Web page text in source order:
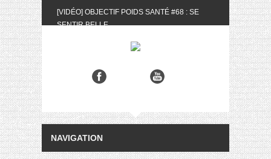
[VIDÉO] OBJECTIF POIDS SANTÉ #68 : SE
SENTIR BELLE
BIOTYFULL BOX DU MOIS DE MAI 2024 FEAT.
[VIDÉO] QUITOQUE #10 : MEAL PREP &
CONVIVIALITÉ
[VIDÉO] UNBOXING : LES MY LITTLE &
BIOTYFULL BOX DU MOIS D’AVRIL 2024